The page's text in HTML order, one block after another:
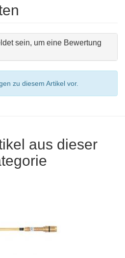
sein, um eine Bewertung
zu diesem Artikel vor.
aus dieser